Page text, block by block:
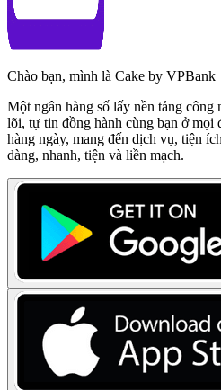
Chào bạn, mình là Cake by VPBank
Một ngân hàng số lấy nền tảng công
lõi, tự tin đồng hành cùng bạn ở mọi
hàng ngày, mang đến dịch vụ, tiện
dàng, nhanh, tiện và liền mạch.